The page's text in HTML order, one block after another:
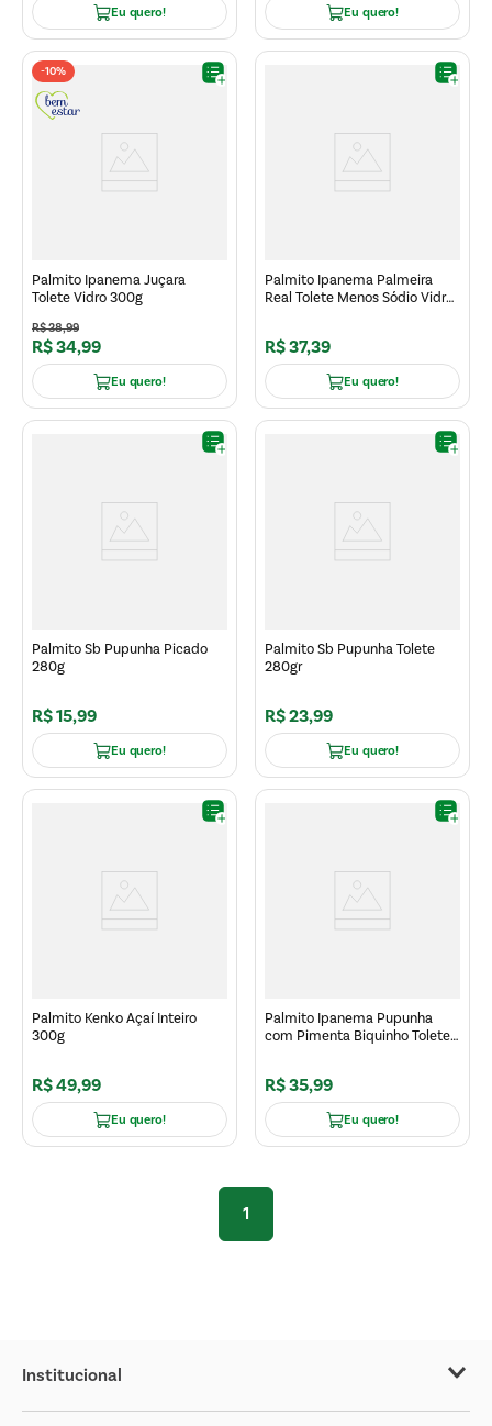
Eu quero! Eu quero!
-10%
Palmito Ipanema Juçara
Tolete Vidro 300g
R$38,99
R$34,99
Eu quero!
Palmito Ipanema Palmeira
Real Tolete Menos Sódio Vidro
R$37,39
Eu quero!
Palmito Sb Pupunha Picado
280g
R$15,99
Eu quero!
Palmito Sb Pupunha Tolete
280gr
R$23,99
Eu quero!
Palmito Kenko Açaí Inteiro
300g
R$49,99
Eu quero!
Palmito Ipanema Pupunha
com Pimenta Biquinho Tolete
R$35,99
Eu quero!
1
Institucional
Sobre o Covabra